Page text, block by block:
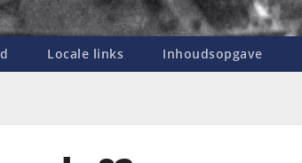
Locale links Inhoudsopgave